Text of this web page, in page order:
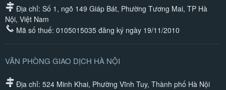
Địa chỉ: Số 1, ngõ 149 Giáp Bát, Phường Tương Mai, TP Hà
Nội, Việt Nam
Mã số thuế: 0105015035 đăng ký ngày 19/11/2010
VĂN PHÒNG GIAO DỊCH HÀ NỘI
Địa chỉ: 524 Minh Khai, Phường Vĩnh Tuy, Thành phố Hà Nội